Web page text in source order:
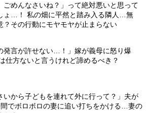
ごめんなさいね？」って絶対悪いと思って
ょ…！ 私の畑に平然と踏み入る隣人…無
？その行動にモヤモヤが止まらない
発言が許せない…！」嫁が義母に怒り爆
仕方ないと言うけれど諦めるべき？
いから子どもを連れて外に行って？」夫が
でボロボロの妻に追い打ちをかける…妻の